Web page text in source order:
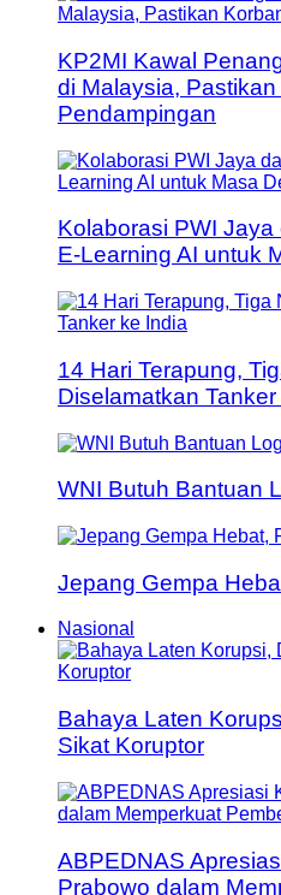
KP2MI Kawal
di Malaysia,
Pendampingan
Kolaborasi PWI
E-Learning AI untuk
14 Hari Terapung,
Diselamatkan
WNI Butuh Bantuan
Jepang Gempa
Nasional
Bahaya Laten
Sikat Koruptor
ABPEDNAS
Prabowo dalam